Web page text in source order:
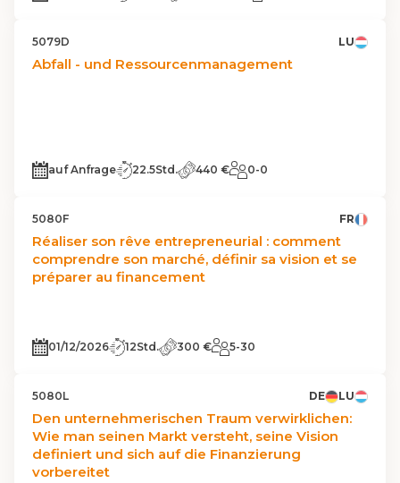
5079D LU
Abfall - und Ressourcenmanagement
auf Anfrage 22.5Std. 440 € 0-0
5080F FR
Réaliser son rêve entrepreneurial : comment
comprendre son marché, définir sa vision et se
préparer au financement
01/12/2026 12Std. 300 € 5-30
5080L DE LU
Den unternehmerischen Traum verwirklichen:
Wie man seinen Markt versteht, seine Vision
definiert und sich auf die Finanzierung
vorbereitet